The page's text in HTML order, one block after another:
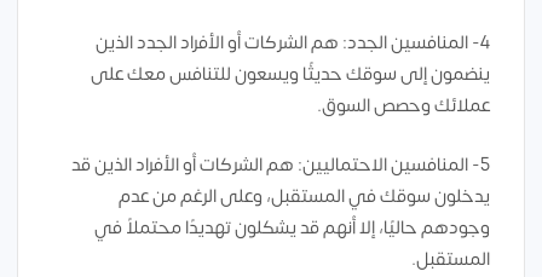
4- المنافسين الجدد: هم الشركات أو الأفراد الجدد الذين
ينضمون إلى سوقك حديثًا ويسعون للتنافس معك على
عملائك وحصص السوق.
5- المنافسين الاحتماليين: هم الشركات أو الأفراد الذين قد
يدخلون سوقك في المستقبل، وعلى الرغم من عدم
وجودهم حاليًا، إلا أنهم قد يشكلون تهديدًا محتملاً في
المستقبل.